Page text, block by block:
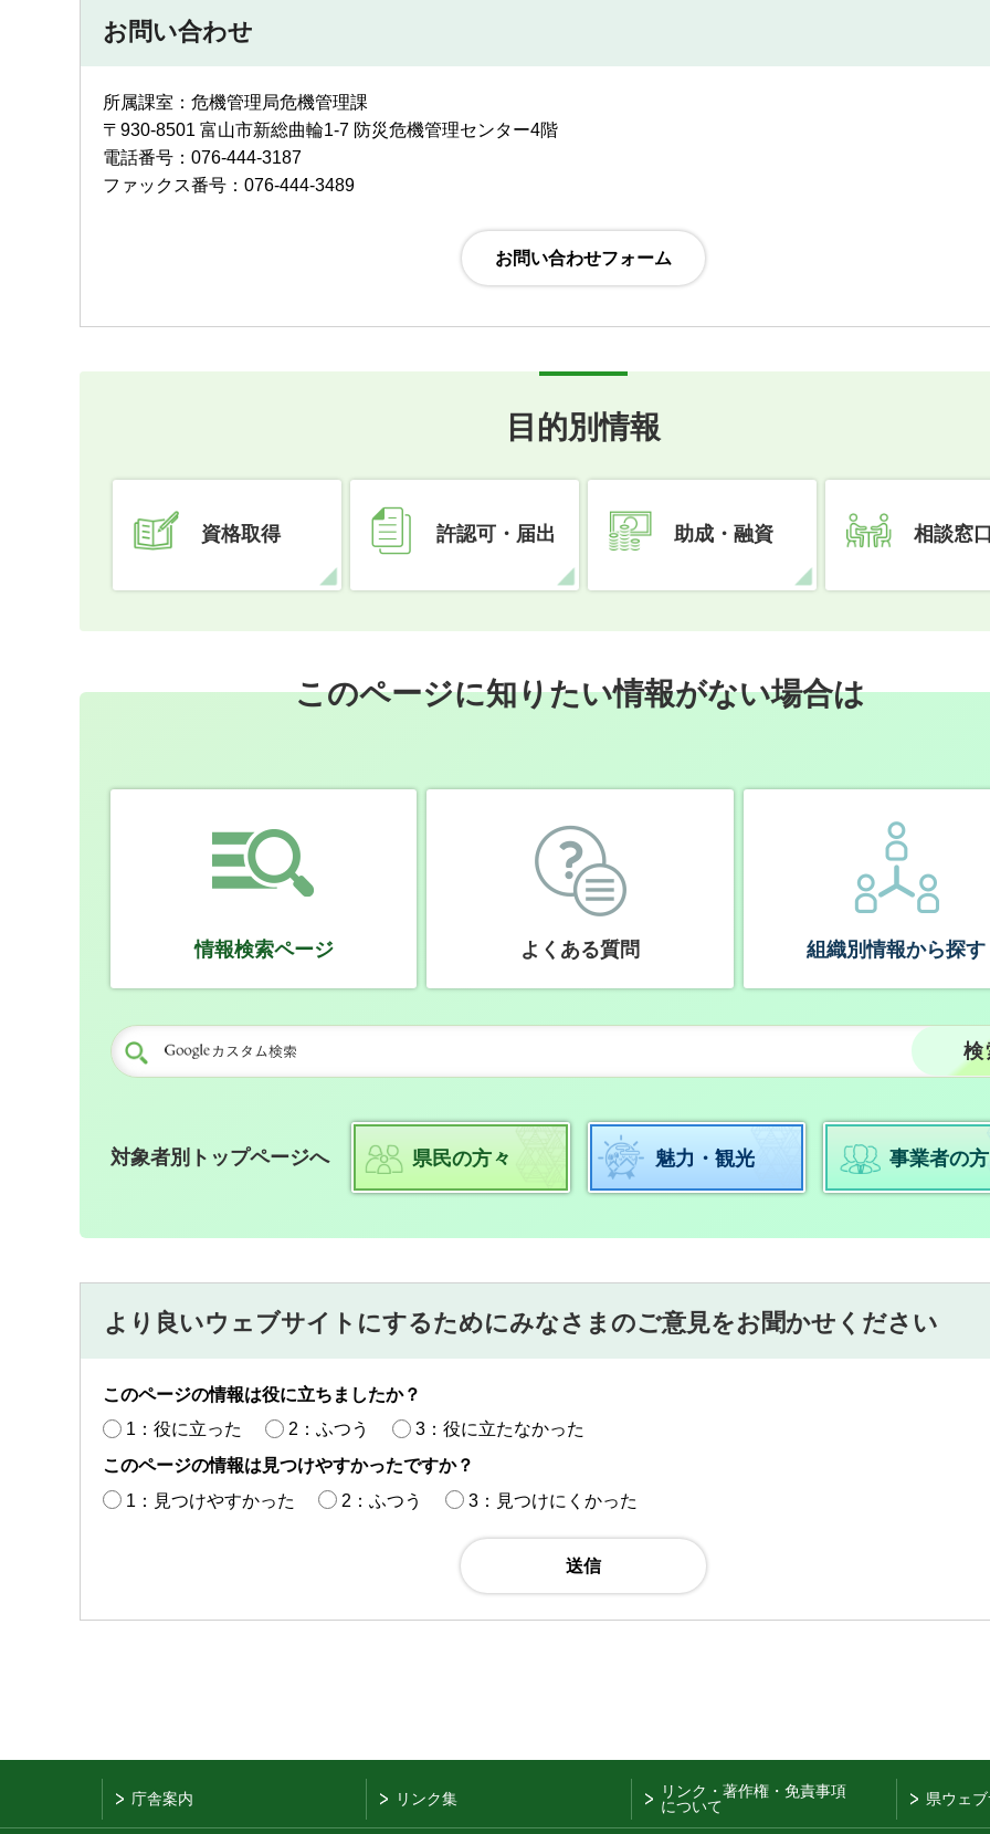
お問い合わせ
所属課室：危機管理局危機管理課
〒930-8501 富山市新総曲輪1-7 防災危機管理センター4階
電話番号：076-444-3187
ファックス番号：076-444-3489
目的別情報
資格取得 許認可・届出 助成・融資 相談窓
このページに知りたい情報がない場合は
情報検索ページ よくある質問 組織別情報から探す
対象者別トップページへ 県民の方々 魅力・観光 事業者の
より良いウェブサイトにするためにみなさまのご意見をお聞かせください
このページの情報は役に立ちましたか？
1：役に立った
2：ふつう
3：役に立たなかった
このページの情報は見つけやすかったですか？
1：見つけやすかった
2：ふつう 3：見つけにくかった
庁舎案内 リンク集
リンク・著作権・免責事項
について
県ウェ